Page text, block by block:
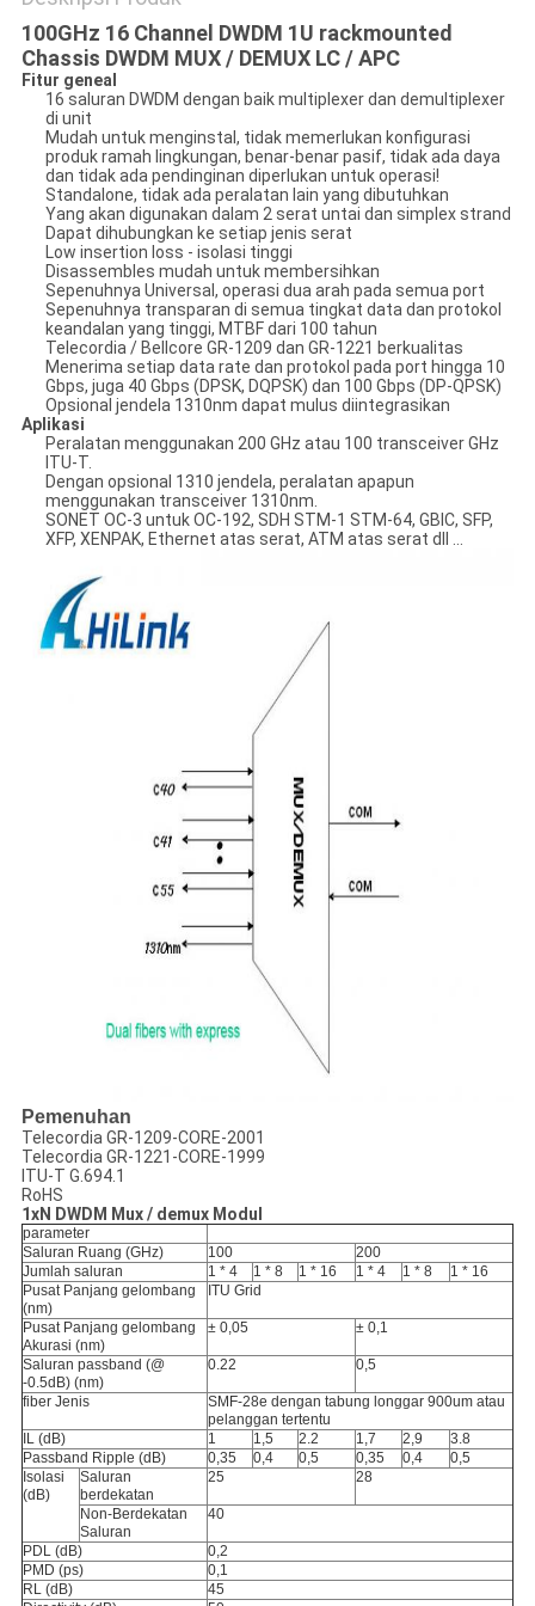
KEBIJAKAN
PRIVASI
100GHz 16 Channel DWDM 1U rackmounted
Chassis DWDM MUX / DEMUX LC / APC
Fitur geneal
16 saluran DWDM dengan baik multiplexer dan demultiplexer
di unit
Mudah untuk menginstal, tidak memerlukan konfigurasi
produk ramah lingkungan, benar-benar pasif, tidak ada daya
dan tidak ada pendinginan diperlukan untuk operasi!
Standalone, tidak ada peralatan lain yang dibutuhkan
Yang akan digunakan dalam 2 serat untai dan simplex strand
Dapat dihubungkan ke setiap jenis serat
Low insertion loss - isolasi tinggi
Disassembles mudah untuk membersihkan
Sepenuhnya Universal, operasi dua arah pada semua port
Sepenuhnya transparan di semua tingkat data dan protokol
keandalan yang tinggi, MTBF dari 100 tahun
Telecordia / Bellcore GR-1209 dan GR-1221 berkualitas
Menerima setiap data rate dan protokol pada port hingga 10
Gbps, juga 40 Gbps (DPSK, DQPSK) dan 100 Gbps (DP-QPSK)
Opsional jendela 1310nm dapat mulus diintegrasikan
Aplikasi
Peralatan menggunakan 200 GHz atau 100 transceiver GHz
ITU-T.
Dengan opsional 1310 jendela, peralatan apapun
menggunakan transceiver 1310nm.
SONET OC-3 untuk OC-192, SDH STM-1 STM-64, GBIC, SFP,
XFP, XENPAK, Ethernet atas serat, ATM atas serat dll ...
Pemenuhan
Telecordia GR-1209-CORE-2001
Telecordia GR-1221-CORE-1999
ITU-T G.694.1
RoHS
1xN DWDM Mux / demux Modul
parameter
Saluran Ruang (GHz)
100
200
Jumlah saluran
1 * 4 1 * 8 1 * 16 1 * 4 1 * 8
1 * 16
Pusat Panjang gelombang
(nm)
ITU Grid
Pusat Panjang gelombang
Akurasi (nm)
± 0,05 ± 0,1
Saluran passband (@
-0.5dB) (nm)
0.22 0,5
fiber Jenis
SMF-28e dengan tabung longgar 900um atau
pelanggan tertentu
IL (dB)
1 1,5 2.2 1,7 2,9
3.8
Passband Ripple (dB)
0,35 0,4 0,5 0,35 0,4
0,5
Isolasi
(dB)
Saluran
berdekatan
25 28
Non-Berdekatan
Saluran
40
PDL (dB)
0,2
PMD (ps)
0,1
RL (dB)
45